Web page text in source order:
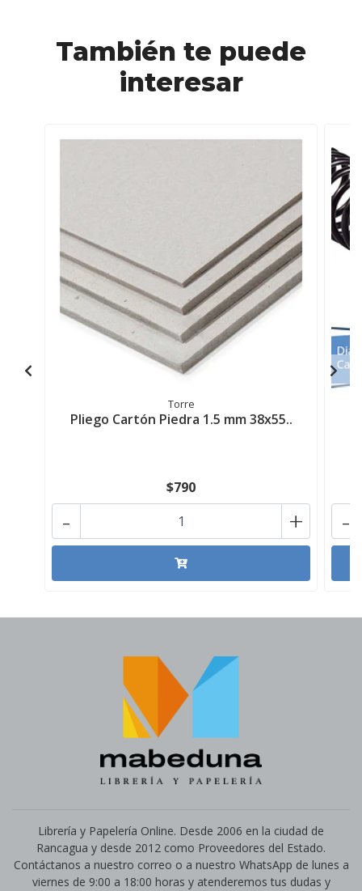
También te puede
interesar
Torre
Pliego Cartón Piedra 1.5 mm 38x55..
$790
+
- -
Librería y Papelería Online. Desde 2006 en la ciudad de
Rancagua y desde 2012 como Proveedores del Estado.
Contáctanos a nuestro correo o a nuestro WhatsApp de lunes a
viernes de 9:00 a 18:00 horas y atenderemos tus dudas y